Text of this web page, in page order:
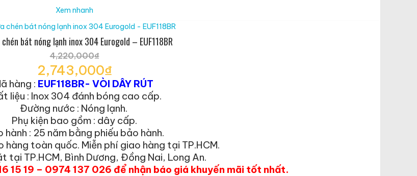
Xem nhanh
bát nóng lạnh inox 304 Eurogold – EUF118BR
4,220,000₫
Giá
gốc
là:
4,220,000₫.
2,743,000₫
Giá
hiện
tại
là:
2,743,000₫.
hàng : EUF118BR- VÒI DÂY RÚT
liệu : Inox 304 đánh bóng cao cấp.
Đường nước : Nóng lạnh.
Phụ kiện bao gồm : dây cấp.
hành : 25 năm bằng phiếu bảo hành.
hàng toàn quốc. Miễn phí giao hàng tại TP.HCM.
tại TP.HCM, Bình Dương, Đồng Nai, Long An.
15 19 – 0974 137 026 để nhận báo giá khuyến mãi tốt nhất.